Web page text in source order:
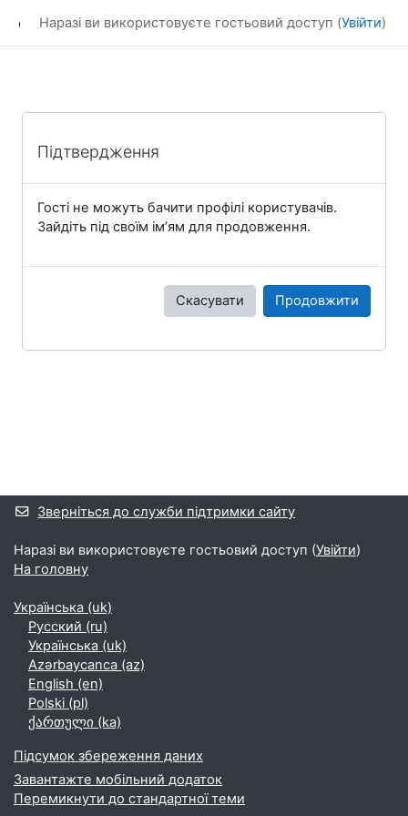
Наразі ви використовуєте гостьовий доступ (Увійти)
Підтвердження
Гості не можуть бачити профілі користувачів.
Зайдіть під своїм ім’ям для продовження.
Скасувати Продовжити
Зверніться до служби підтримки сайту
Наразі ви використовуєте гостьовий доступ (Увійти)
На головну
Українська ‎(uk)‎
Русский ‎(ru)‎
Українська ‎(uk)‎
Azərbaycanca ‎(az)‎
English ‎(en)‎
Polski ‎(pl)‎
ქართული ‎(ka)‎
Підсумок збереження даних
Завантажте мобільний додаток
Перемикнути до стандартної теми